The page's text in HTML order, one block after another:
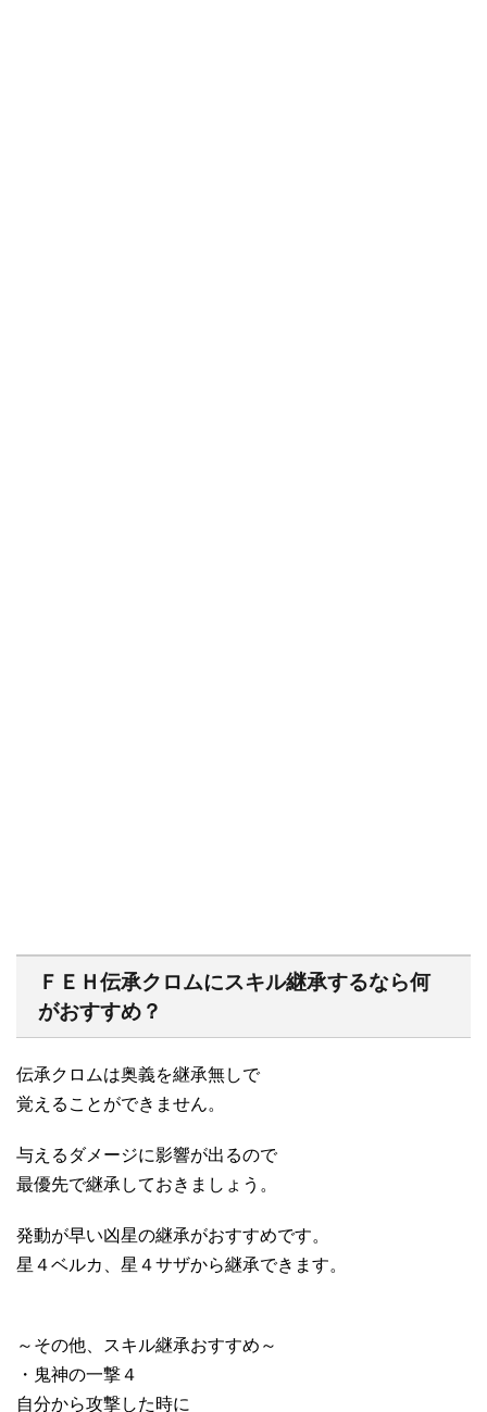
ＦＥＨ伝承クロムにスキル継承するなら何
がおすすめ？
伝承クロムは奥義を継承無しで
覚えることができません。
与えるダメージに影響が出るので
最優先で継承しておきましょう。
発動が早い凶星の継承がおすすめです。
星４ベルカ、星４サザから継承できます。
～その他、スキル継承おすすめ～
・鬼神の一撃４
自分から攻撃した時に